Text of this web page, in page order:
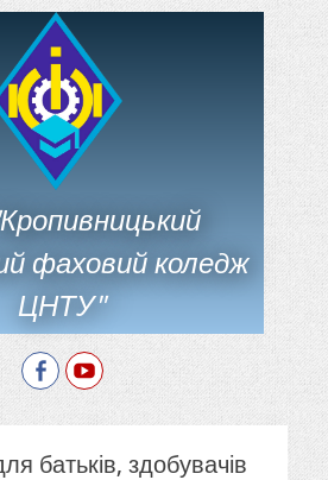
фаховий коледж
ЦНТУ"
FacebookYouTube
батьків, здобувачів